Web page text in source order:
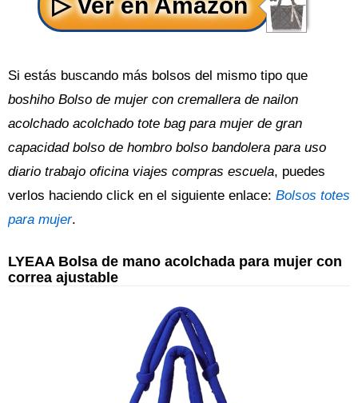
Si estás buscando más bolsos del mismo tipo que
boshiho Bolso de mujer con cremallera de nailon
acolchado acolchado tote bag para mujer de gran
capacidad bolso de hombro bolso bandolera para uso
diario trabajo oficina viajes compras escuela, puedes
verlos haciendo click en el siguiente enlace: Bolsos totes
para mujer.
LYEAA Bolsa de mano acolchada para mujer con
correa ajustable